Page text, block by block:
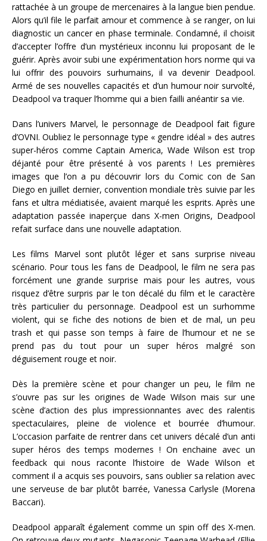
rattachée à un groupe de mercenaires à la langue bien pendue.
Alors qu’il file le parfait amour et commence à se ranger, on lui
diagnostic un cancer en phase terminale. Condamné, il choisit
d’accepter l’offre d’un mystérieux inconnu lui proposant de le
guérir. Après avoir subi une expérimentation hors norme qui va
lui offrir des pouvoirs surhumains, il va devenir Deadpool.
Armé de ses nouvelles capacités et d’un humour noir survolté,
Deadpool va traquer l’homme qui a bien failli anéantir sa vie.
Dans l’univers Marvel, le personnage de Deadpool fait figure
d’OVNI. Oubliez le personnage type « gendre idéal » des autres
super-héros comme Captain America, Wade Wilson est trop
déjanté pour être présenté à vos parents ! Les premières
images que l’on a pu découvrir lors du Comic con de San
Diego en juillet dernier, convention mondiale très suivie par les
fans et ultra médiatisée, avaient marqué les esprits. Après une
adaptation passée inaperçue dans X-men Origins, Deadpool
refait surface dans une nouvelle adaptation.
Les films Marvel sont plutôt léger et sans surprise niveau
scénario. Pour tous les fans de Deadpool, le film ne sera pas
forcément une grande surprise mais pour les autres, vous
risquez d’être surpris par le ton décalé du film et le caractère
très particulier du personnage. Deadpool est un surhomme
violent, qui se fiche des notions de bien et de mal, un peu
trash et qui passe son temps à faire de l’humour et ne se
prend pas du tout pour un super héros malgré son
déguisement rouge et noir.
Dès la première scène et pour changer un peu, le film ne
s’ouvre pas sur les origines de Wade Wilson mais sur une
scène d’action des plus impressionnantes avec des ralentis
spectaculaires, pleine de violence et bourrée d’humour.
L’occasion parfaite de rentrer dans cet univers décalé d’un anti
super héros des temps modernes ! On enchaine avec un
feedback qui nous raconte l’histoire de Wade Wilson et
comment il a acquis ses pouvoirs, sans oublier sa relation avec
une serveuse de bar plutôt barrée, Vanessa Carlysle (Morena
Baccari).
Deadpool apparaît également comme un spin off des X-men.